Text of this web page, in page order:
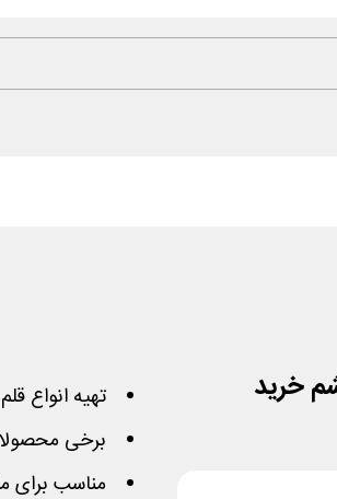
تهیه انواع قلم نوری با 50 هزار
برخی
مناسب برای